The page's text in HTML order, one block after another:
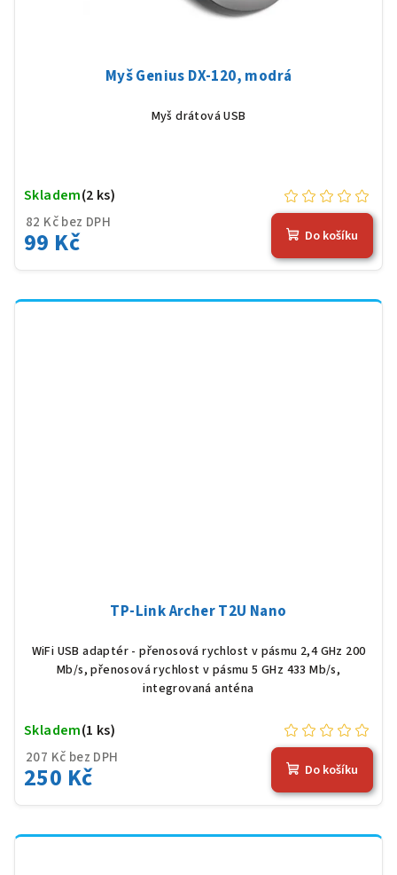
Myš Genius DX-120, modrá
Myš drátová USB
82 Kč bez DPH
99 Kč
Skladem(2 ks)
Do košíku
TP-Link Archer T2U Nano
WiFi USB adaptér - přenosová rychlost v pásmu 2,4 GHz 200
Mb/s, přenosová rychlost v pásmu 5 GHz 433 Mb/s,
integrovaná anténa
207 Kč bez DPH
250 Kč
Skladem(1 ks)
Do košíku